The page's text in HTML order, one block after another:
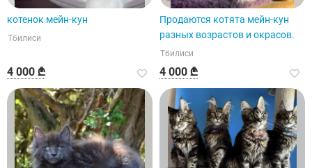
котенок мейн-кун
Тбилиси
4 000 ₾
Продаются котята мейн-кун
разных возрастов и окрасов.
Тбилиси
4 000 ₾